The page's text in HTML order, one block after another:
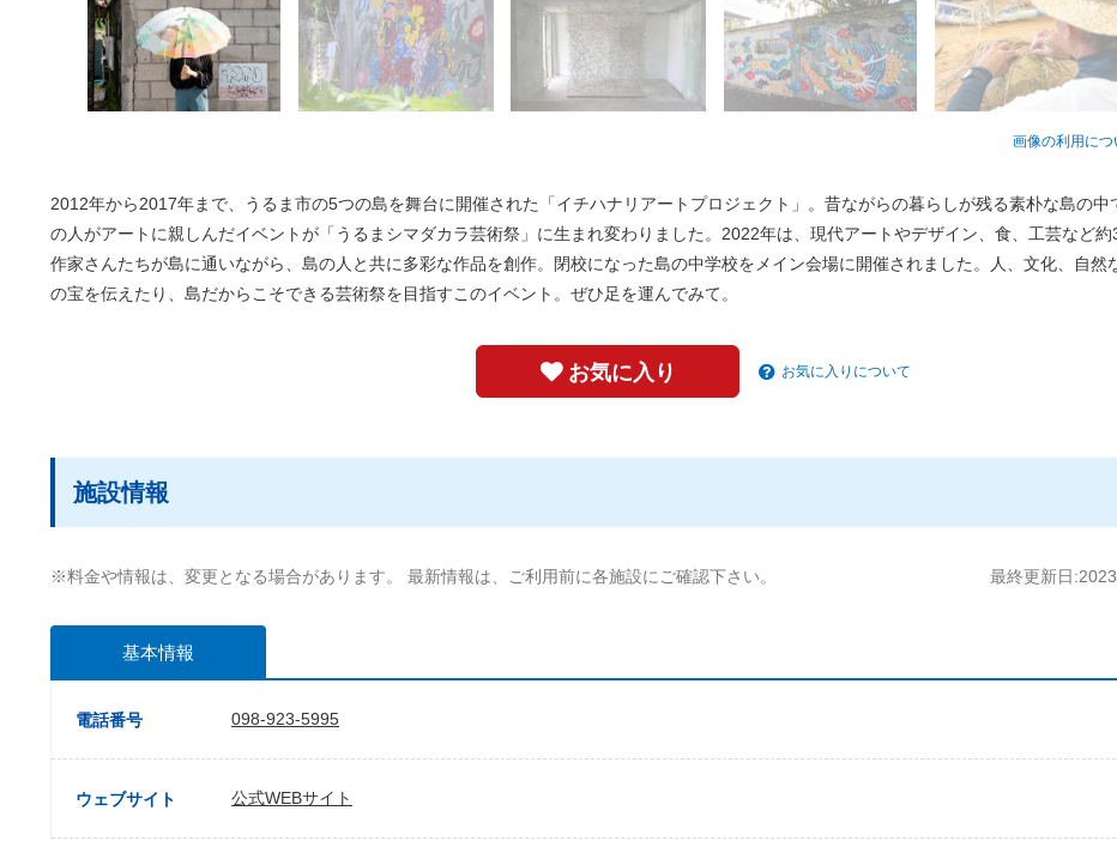
画像の利用につ
2012年から2017年まで、うるま市の5つの島を舞台に開催された「イチハナリアートプロジェクト」。昔ながらの暮らしが残る素朴な島の中
の人がアートに親しんだイベントが「うるまシマダカラ芸術祭」に生まれ変わりました。2022年は、現代アートやデザイン、食、工芸など約
作家さんたちが島に通いながら、島の人と共に多彩な作品を創作。閉校になった島の中学校をメイン会場に開催されました。人、文化、自然
の宝を伝えたり、島だからこそできる芸術祭を目指すこのイベント。ぜひ足を運んでみて。
お気に入り お気に入りについて
施設情報
※料金や情報は、変更となる場合があります。 最新情報は、ご利用前に各施設にご確認下さい。 最終更新日
基本情報
電話番号 098-923-5995
ウェブサイト 公式WEBサイト